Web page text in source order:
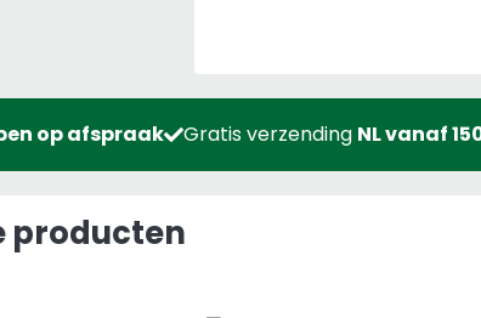
op afspraak Gratis verzending NL vanaf
producten